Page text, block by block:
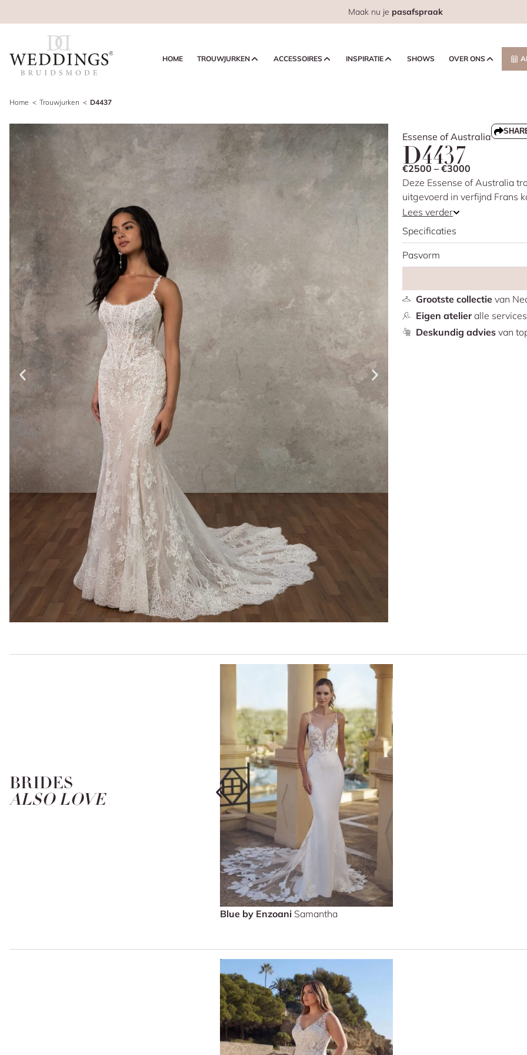
Maak nu je pasafspraak
HOME TROUWJURKEN ACCESSOIRES INSPIRATIE SHOWS OVER ONS
Home Trouwjurken D4437
Essense of Australia
D4437
€2500 – €3000
Deze Essense of Australia
uitgevoerd in verfijnd Frans
schouderbandjes en ronde
geweldig uitkomen en laat
knoopjes die elegant
de nauwsluitende pasvorm
uitstraling. Perfect voor
vrouwelijke vorm. We
winkel.
Lees verder
Specificaties
Pasvorm
Grootste collectievan
Eigen atelieralle
Deskundig adviesvan
BRIDES
ALSO LOVE
Blue by Enzoani Samantha